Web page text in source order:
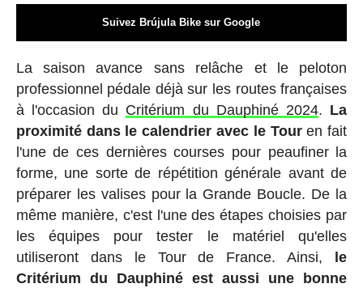
Suivez Brújula Bike sur Google
La saison avance sans relâche et le peloton
professionnel pédale déjà sur les routes françaises
à l'occasion du Critérium du Dauphiné 2024. La
proximité dans le calendrier avec le Touren fait
l'une de ces dernières courses pour peaufiner la
forme, une sorte de répétition générale avant de
préparer les valises pour la Grande Boucle. De la
même manière, c'est l'une des étapes choisies par
les équipes pour tester le matériel qu'elles
utiliseront dans le Tour de France. Ainsi,
le
Critérium du Dauphiné est aussi une bonne